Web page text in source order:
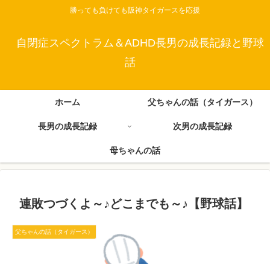
勝っても負けても阪神タイガースを応援
自閉症スペクトラム＆ADHD長男の成長記録と野球
話
ホーム 父ちゃんの話（タイガース）
長男の成長記録 次男の成長記録
母ちゃんの話
連敗つづくよ～♪どこまでも～♪【野球話】
父ちゃんの話（タイガース）